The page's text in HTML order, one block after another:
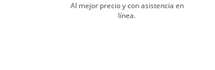
Al mejor precio y con asistencia en
línea.